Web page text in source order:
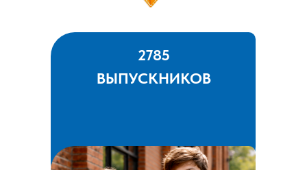
2785
ВЫПУСКНИКОВ